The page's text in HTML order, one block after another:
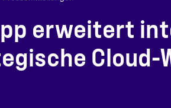
erweitert
Cloud-